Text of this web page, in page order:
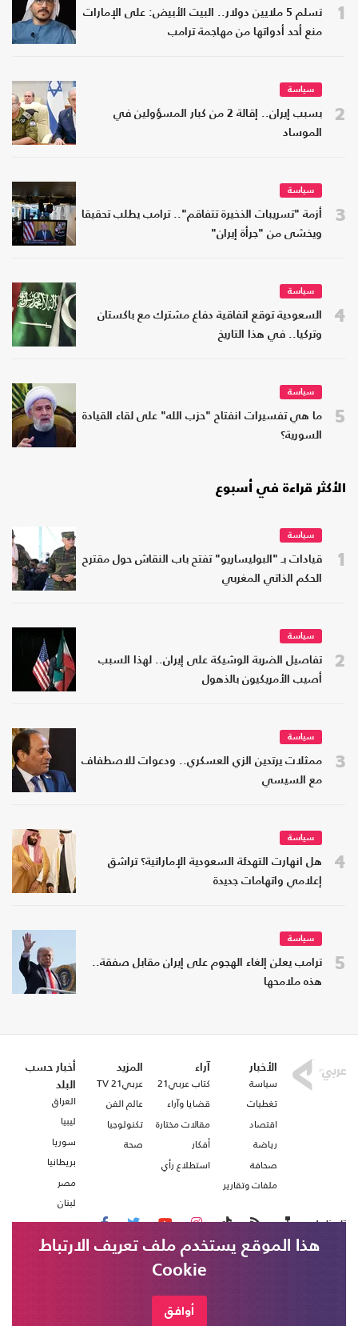
1
تسلم 5 ملايين دولار.. البيت الأبيض: على الإمارات
منع أحد أدواتها من مهاجمة ترامب
2
سياسة
بسبب إيران.. إقالة 2 من كبار المسؤولين في
الموساد
3
سياسة
أزمة "تسريبات الذخيرة تتفاقم".. ترامب يطلب تحقيقا
ويخشى من "جرأة إيران"
4
سياسة
السعودية توقع اتفاقية دفاع مشترك مع باكستان
وتركيا.. في هذا التاريخ
5
سياسة
ما هي تفسيرات انفتاح "حزب الله" على لقاء القيادة
السورية؟
الأكثر قراءة في أسبوع
1
سياسة
قيادات بـ "البوليساريو" تفتح باب النقاش حول مقترح
الحكم الذاتي المغربي
2
سياسة
تفاصيل الضربة الوشيكة على إيران.. لهذا السبب
أصيب الأمريكيون بالذهول
3
سياسة
ممثلات يرتدين الزي العسكري.. ودعوات للاصطفاف
مع السيسي
4
سياسة
هل انهارت التهدئة السعودية الإماراتية؟ تراشق
إعلامي واتهامات جديدة
5
سياسة
ترامب يعلن إلغاء الهجوم على إيران مقابل صفقة..
هذه ملامحها
الأخبار
سياسة
تغطيات
اقتصاد
رياضة
صحافة
ملفات وتقارير
آراء
كتاب عربي21
قضايا وآراء
مقالات مختارة
أفكار
استطلاع رأي
المزيد
عربي21 TV
عالم الفن
تكنولوجيا
صحة
أخبار حسب
البلد
العراق
ليبيا
سوريا
بريطانيا
مصر
لبنان
تابعنا على
هذا الموقع يستخدم ملف تعريف الارتباط
Cookie
أوافق